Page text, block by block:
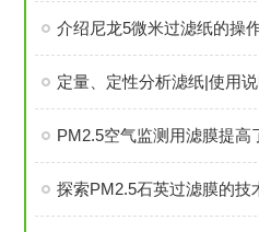
介绍尼龙5微米过滤纸的操
定量、定性分析滤纸|使用说